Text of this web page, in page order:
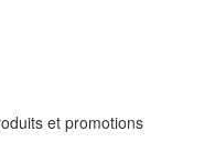
et promotions